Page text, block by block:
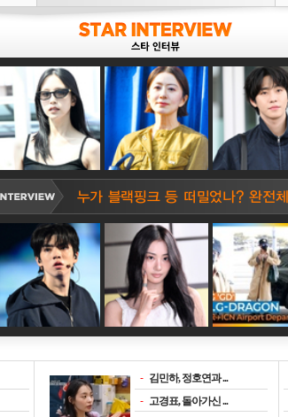
- 김민하, 정호연과 ...
- 고경표, 돌아가신 ...